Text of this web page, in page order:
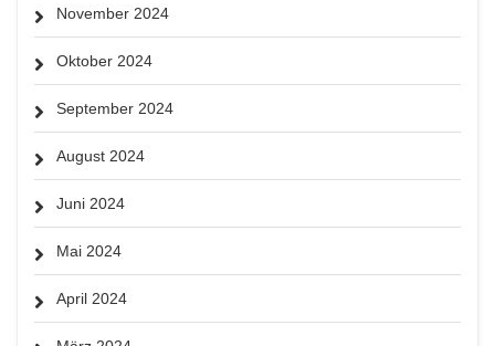
November 2024
Oktober 2024
September 2024
August 2024
Juni 2024
Mai 2024
April 2024